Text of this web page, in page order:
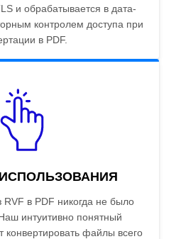
и обрабатывается в дата-
контролем доступа при
в PDF.
RVF в PDF никогда не было
интуитивно понятный
конвертировать файлы всего